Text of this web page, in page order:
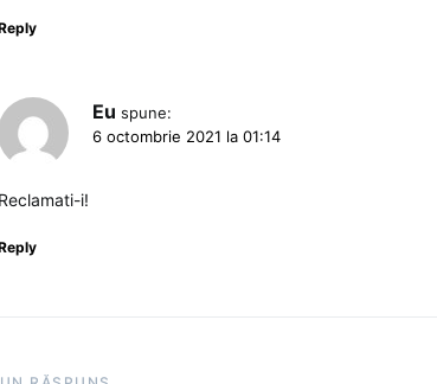
Eu spune:
6 octombrie 2021 la 01:14
Reclamati-i!